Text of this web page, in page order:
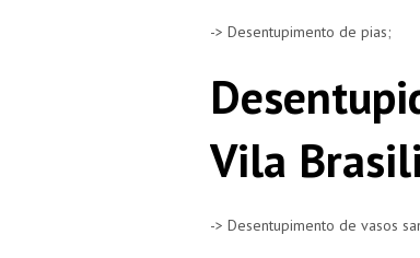
-> Desentupimento de pias;
Vila
-> Desentupimento de vasos